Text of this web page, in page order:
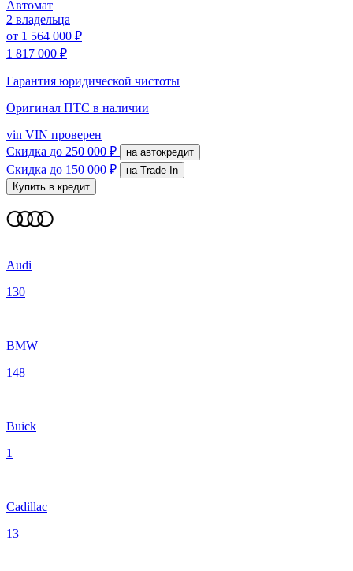
Автомат
2 владельца
от 1 564 000 ₽
1 817 000 ₽
Гарантия юридической чистоты
Оригинал ПТС в наличии
vin VIN проверен
Скидка до 250 000 ₽ на автокредит
Скидка до 150 000 ₽
на Trade-In
Купить в кредит
Audi
130
BMW
148
Buick
1
Cadillac
13